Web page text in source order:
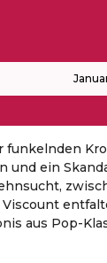
funkelnden
und ein
aus Pop-